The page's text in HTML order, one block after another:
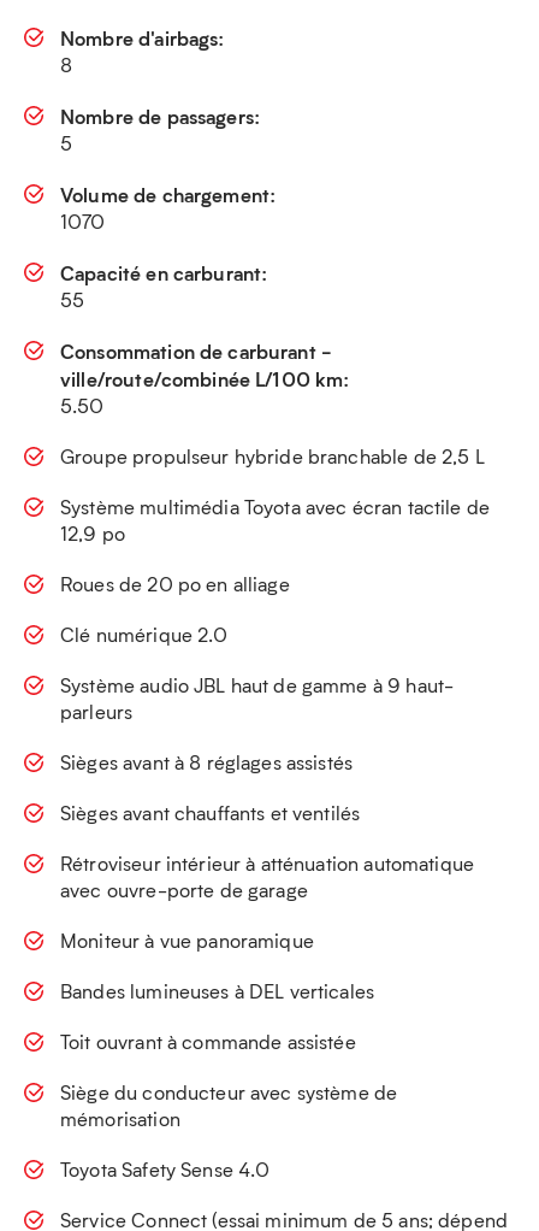
Nombre d'airbags:
8
Nombre de passagers:
5
Volume de chargement:
1070
Capacité en carburant:
55
Consommation de carburant -
ville/route/combinée L/100 km:
5.50
Groupe propulseur hybride branchable de 2,5 L
Système multimédia Toyota avec écran tactile de
12,9 po
Roues de 20 po en alliage
Clé numérique 2.0
Système audio JBL haut de gamme à 9 haut-
parleurs
Sièges avant à 8 réglages assistés
Sièges avant chauffants et ventilés
Rétroviseur intérieur à atténuation automatique
avec ouvre-porte de garage
Moniteur à vue panoramique
Bandes lumineuses à DEL verticales
Toit ouvrant à commande assistée
Siège du conducteur avec système de
mémorisation
Toyota Safety Sense 4.0
Service Connect (essai minimum de 5 ans; dépend